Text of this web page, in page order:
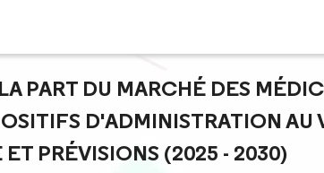
PART DU MARCHÉ DES
D'ADMINISTRATION AU
PRÉVISIONS (2025 - 2030)